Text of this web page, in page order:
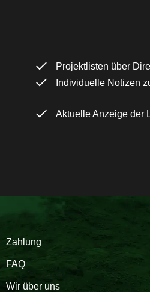
Projektlisten über
Individuelle Notizen
Aktuelle Anzeige der
Zahlung
FAQ
Wir über uns